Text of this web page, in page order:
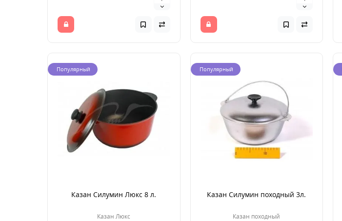
Популярный
Казан Силумин Люкс 8 л.
Казан Люкс
Популярный
Казан Силумин походный 3л.
Казан походный